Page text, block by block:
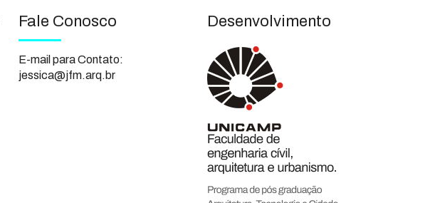
Fale Conosco
E-mail para Contato:
jessica@jfm.arq.br
Desenvolvimento